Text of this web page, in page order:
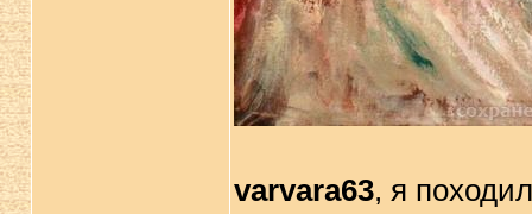
varvara63, я